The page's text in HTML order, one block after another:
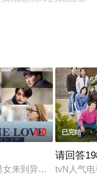
节目就上天堂电
或许最后一次扭转机
4.0
女来到异国度过十天，
已完结
请回答
tvN人气